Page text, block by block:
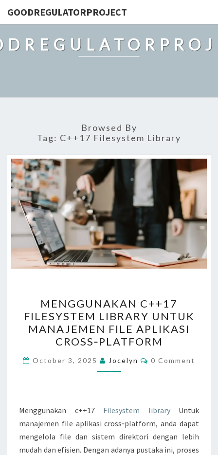
GOODREGULATORPROJECT
Browsed By
Tag: C++17 Filesystem Library
E
N
G
G
U
N
A
N
C
+
MENGGUNAKAN C++17
FILESYSTEM LIBRARY UNTUK
MANAJEMEN FILE APLIKASI
CROSS‑PLATFORM
October 3, 2025 Jocelyn
C
O
S
0 Comment
Menggunakan c++17 Filesystem libraryUntuk
manajemen file aplikasi cross‑platform, anda dapat
mengelola file dan sistem direktori dengan lebih
mudah dan efisien. Dengan adanya pustaka ini, proses